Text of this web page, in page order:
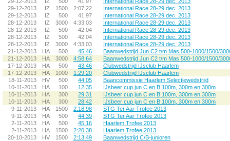
29-12-2013
IZ 1500 2:07.22
International Race 28-29 dec. 2013
29-12-2013
IZ 500 41.97
International Race 28-29 dec. 2013
28-12-2013
IZ 3000 4:33.03
International Race 28-29 dec. 2013
28-12-2013
IZ 500 42.04
International Race 28-29 dec. 2013
28-12-2013
IZ 500 42.04
International Race 28-29 dec. 2013
28-12-2013
IZ 3000 4:33.03
International Race 28-29 dec. 2013
21-12-2013
HA 500 45.46
Baanwedstrijd Jun C2 t/m Mas 500-1000/1500/
21-12-2013
HA 3000 4:58.64
Baanwedstrijd Jun C2 t/m Mas 500-1000/1500/
17-12-2013
HA 500 43.46
Clubwedstrijd IJsclub Haarlem
17-12-2013
HA 1000 1:29.20
Clubwedstrijd IJsclub Haarlem
18-11-2013
HV 500 44.05
Baancommissie Haarlem Selectiewedstrijd
10-11-2013
HA 100 12.35
IJsbeer cup jun C en B 100m, 300m en 300m
10-11-2013
HA 300 29.31
IJsbeer cup jun C en B 100m, 300m en 300m
10-11-2013
HA 300 28.42
IJsbeer cup jun C en B 100m, 300m en 300m
9-11-2013
HA 1500 2:18.98
STG Ter Aar Trofee 2013
9-11-2013
HA 500 44.39
STG Ter Aar Trofee 2013
2-11-2013
HA 500 45.16
Haarlem Trofee 2013
2-11-2013
HA 1500 2:20.38
Haarlem Trofee 2013
20-10-2013
HV 1500 2:13.49
Baanwedstrijd C/B-junioren